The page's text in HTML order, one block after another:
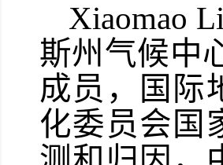
Xiaomao
斯州气候中
成员，国际
化委员会国